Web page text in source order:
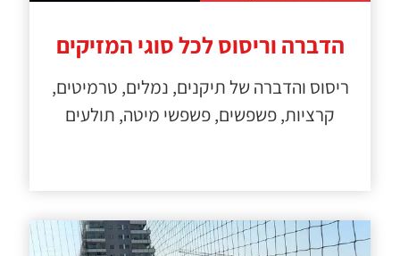
הדברה וריסוס לכל סוגי המזיקים
ריסוס והדברה של תיקנים, נמלים, טרמיטים,
קרציות, פשפשים, פשפשי מיטה, תולעים